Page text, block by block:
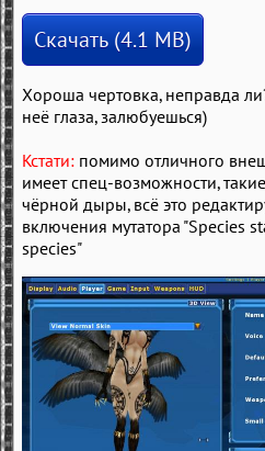
Скачать (4.1 MB)
Хороша чертовка, неправда
неё глаза, залюбуешься)
Кстати: помимо отличного
имеет спец-возможности,
чёрной дыры, всё это
включения мутатора "Species
species"